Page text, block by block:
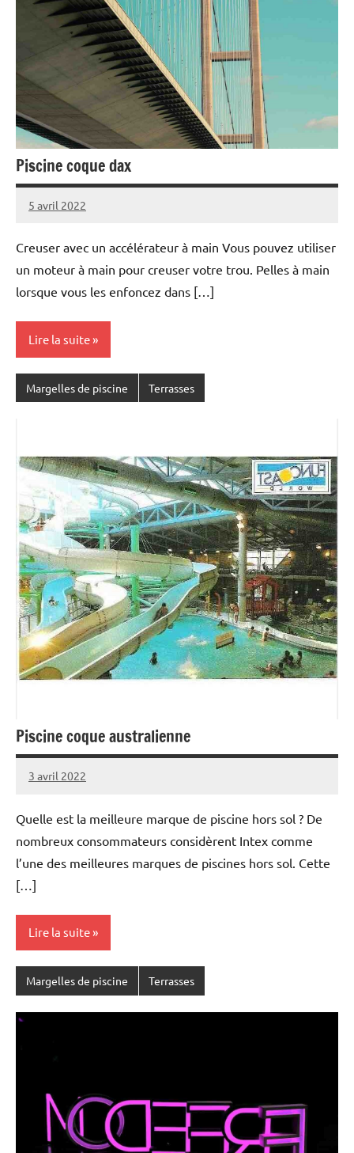
Piscine coque dax
5 avril 2022
Creuser avec un accélérateur à main Vous pouvez utiliser
un moteur à main pour creuser votre trou. Pelles à main
lorsque vous les enfoncez dans […]
Lire la suite
Margelles de piscine Terrasses
Piscine coque australienne
3 avril 2022
Quelle est la meilleure marque de piscine hors sol ? De
nombreux consommateurs considèrent Intex comme
l’une des meilleures marques de piscines hors sol. Cette
[…]
Lire la suite
Margelles de piscine Terrasses